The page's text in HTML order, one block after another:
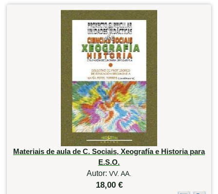
Materiais de aula de C. Sociais, Xeografía e Historia para
E.S.O.
Autor: VV. AA.
18,00 €